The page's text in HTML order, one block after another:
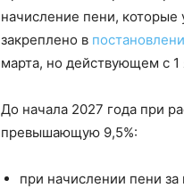
начисление пени,
закреплено в
марта, но действующем с 1
До начала 2027 года при
превышающую 9,5%:
при начислении пени